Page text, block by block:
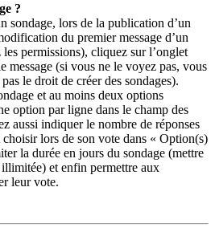
?
sondage, lors de la publication d’un
du premier message d’un
permissions), cliquez sur l’onglet
message (si vous ne le voyez pas, vous
le droit de créer des sondages).
et au moins deux options
option par ligne dans le champ des
aussi indiquer le nombre de réponses
lors de son vote dans « Option(s)
la durée en jours du sondage (mettre
et enfin permettre aux
leur vote.